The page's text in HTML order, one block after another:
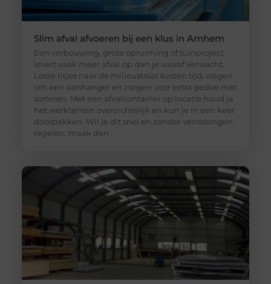
Slim afval afvoeren bij een klus in Arnhem
Een verbouwing, grote opruiming of tuinproject
levert vaak meer afval op dan je vooraf verwacht.
Losse ritjes naar de milieustraat kosten tijd, vragen
om een aanhanger en zorgen voor extra gedoe met
sorteren. Met een afvalcontainer op locatie houd je
het werkterrein overzichtelijk en kun je in een keer
doorpakken. Wil je dit snel en zonder verrassingen
regelen, maak dan